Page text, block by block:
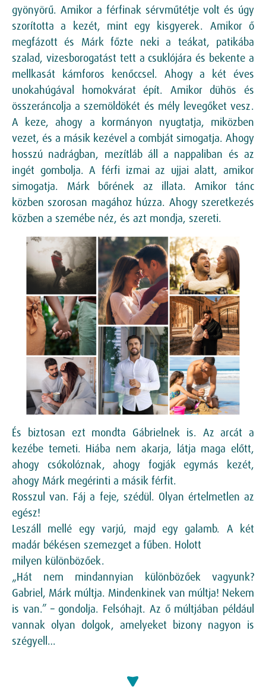
gyönyörű. Amikor a férfinak sérvműtétje volt és úgy
szorította a kezét, mint egy kisgyerek. Amikor ő
megfázott és Márk főzte neki a teákat, patikába
szalad, vizesborogatást tett a csuklójára és bekente a
mellkasát kámforos kenőccsel. Ahogy a két éves
unokahúgával homokvárat épít. Amikor dühös és
összeráncolja a szemöldökét és mély levegőket vesz.
A keze, ahogy a kormányon nyugtatja, miközben
vezet, és a másik kezével a combját simogatja. Ahogy
hosszú nadrágban, mezítláb áll a nappaliban és az
ingét gombolja. A férfi izmai az ujjai alatt, amikor
simogatja. Márk bőrének az illata. Amikor tánc
közben szorosan magához húzza. Ahogy szeretkezés
közben a szemébe néz, és azt mondja, szereti.
És biztosan ezt mondta Gábrielnek is. Az arcát a
kezébe temeti. Hiába nem akarja, látja maga előtt,
ahogy csókolóznak, ahogy fogják egymás kezét,
ahogy Márk megérinti a másik férfit.
Rosszul van. Fáj a feje, szédül. Olyan értelmetlen az
egész!
Leszáll mellé egy varjú, majd egy galamb. A két
madár békésen szemezget a fűben. Holott
milyen különbözőek.
„Hát nem mindannyian különbözőek vagyunk?
Gabriel, Márk múltja. Mindenkinek van múltja! Nekem
is van.” – gondolja. Felsóhajt. Az ő múltjában például
vannak olyan dolgok, amelyeket bizony nagyon is
szégyell…